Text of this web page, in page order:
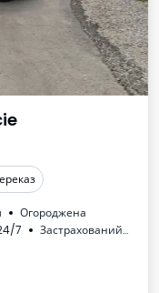
Огороджена
7
Застрахований